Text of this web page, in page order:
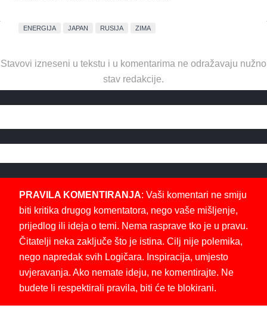
ENERGIJA JAPAN RUSIJA ZIMA
Stavovi izneseni u tekstu i u komentarima ne odražavaju nužno
stav redakcije.
PRAVILA KOMENTIRANJA: Vaši komentari ne smiju
biti kritika drugog komentatora, nego vaše mišljenje,
prijedlog ili ideja o temi. Nema rasprave tko je u pravu.
Čitatelji neka zaključe što je istina. Cilj nije polemika,
nego napredak svih Logičara. Inspiracija, umjesto
uvjeravanja. Ako nemate ideju, ne komentirajte. Ne
budete li respektirali pravila, biti će te blokirani.